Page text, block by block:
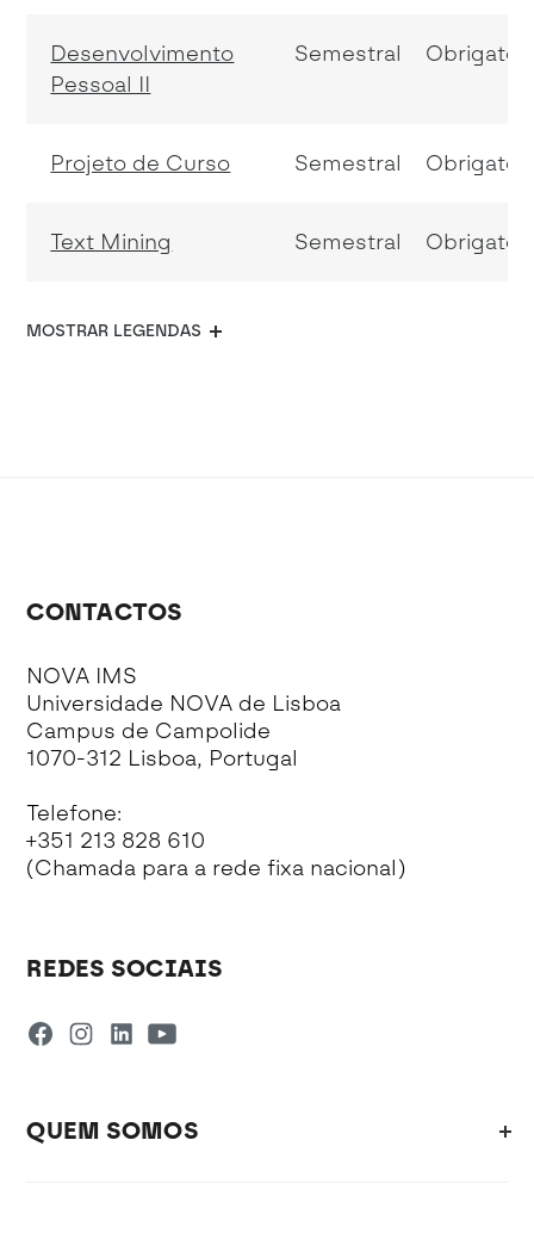
Desenvolvimento
Pessoal II
Semestral
Projeto de Curso Semestral
Text Mining Semestral
MOSTRAR LEGENDAS
CONTACTOS
NOVA IMS
Universidade NOVA de Lisboa
Campus de Campolide
1070-312 Lisboa, Portugal
Telefone:
+351 213 828 610
(Chamada para a rede fixa nacional)
REDES SOCIAIS
QUEM SOMOS